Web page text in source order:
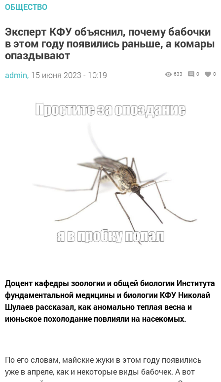
ОБЩЕСТВО
Эксперт КФУ объяснил, почему бабочки
в этом году появились раньше, а комары
опаздывают
admin, 15 июня 2023 - 10:19 633 0 0
Доцент кафедры зоологии и общей биологии Института
фундаментальной медицины и биологии КФУ Николай
Шулаев рассказал, как аномально теплая весна и
июньское похолодание повлияли на насекомых.
По его словам, майские жуки в этом году появились
уже в апреле, как и некоторые виды бабочек. А вот